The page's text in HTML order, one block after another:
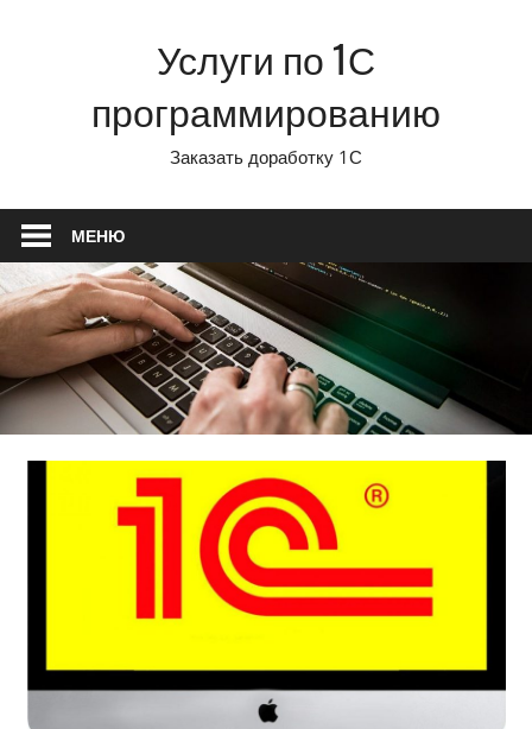
Услуги по 1С
программированию
Заказать доработку 1С
МЕНЮ